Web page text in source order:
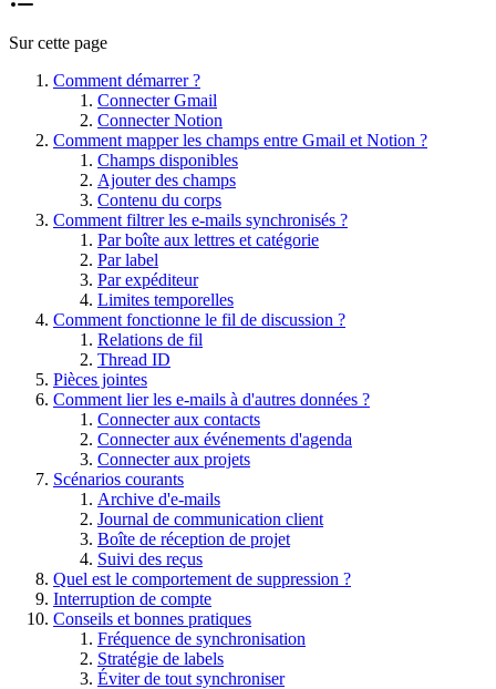
Sur cette page
Comment démarrer ?
Connecter Gmail
Connecter Notion
Comment mapper les champs entre Gmail et Notion ?
Champs disponibles
Ajouter des champs
Contenu du corps
Comment filtrer les e-mails synchronisés ?
Par boîte aux lettres et catégorie
Par label
Par expéditeur
Limites temporelles
Comment fonctionne le fil de discussion ?
Relations de fil
Thread ID
Pièces jointes
Comment lier les e-mails à d'autres données ?
Connecter aux contacts
Connecter aux événements d'agenda
Connecter aux projets
Scénarios courants
Archive d'e-mails
Journal de communication client
Boîte de réception de projet
Suivi des reçus
Quel est le comportement de suppression ?
Interruption de compte
Conseils et bonnes pratiques
Fréquence de synchronisation
Stratégie de labels
Éviter de tout synchroniser